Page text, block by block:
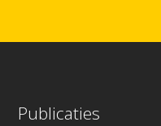
Publicaties